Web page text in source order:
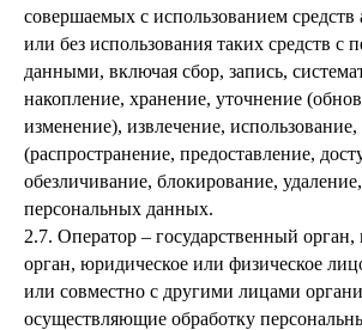
совершаемых с использованием средств
или без использования таких средств с
данными, включая сбор, запись,
накопление, хранение, уточнение
изменение), извлечение, использование,
(распространение, предоставление,
обезличивание, блокирование,
персональных данных.
2.7. Оператор – государственный
орган, юридическое или физическое
или совместно с другими лицами
осуществляющие обработку